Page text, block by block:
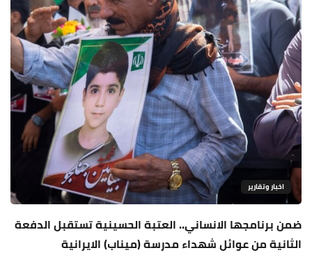
اخبار وتقارير
ضمن برنامجها الانساني.. العتبة الحسينية تستقبل الدفعة
الثانية من عوائل شهداء مدرسة (ميناب) الايرانية